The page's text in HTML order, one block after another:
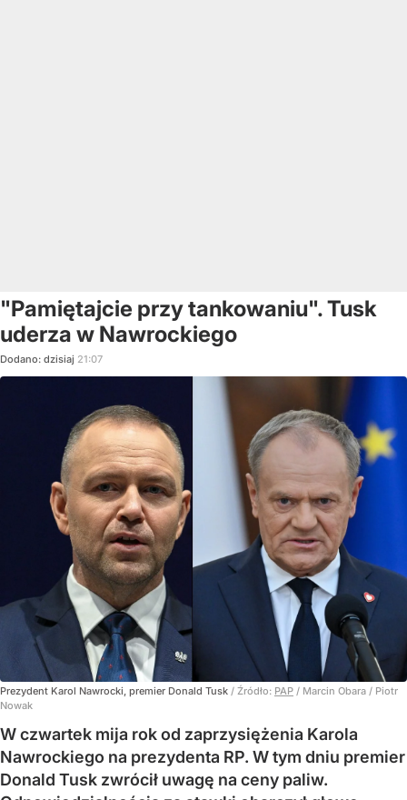
"Pamiętajcie przy tankowaniu". Tusk
uderza w Nawrockiego
Dodano: dzisiaj 21:07
Prezydent Karol Nawrocki, premier Donald Tusk / Źródło: PAP / Marcin Obara / Piotr
Nowak
W czwartek mija rok od zaprzysiężenia Karola
Nawrockiego na prezydenta RP. W tym dniu premier
Donald Tusk zwrócił uwagę na ceny paliw.